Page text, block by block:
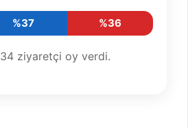
%37 %36
34 ziyaretçi oy verdi.